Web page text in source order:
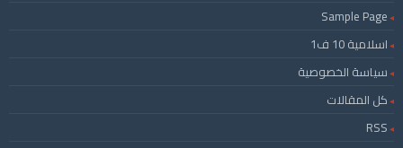
Sample Page
اسلامية 10 ف1
سياسة الخصوصية
كل المقالات
RSS